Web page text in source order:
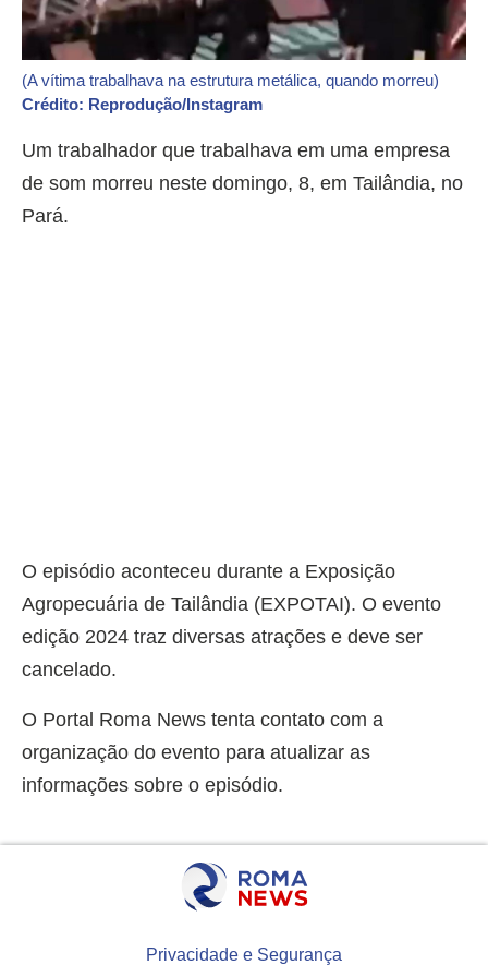
(A vítima trabalhava na estrutura metálica, quando morreu)
Crédito: Reprodução/Instagram
Um trabalhador que trabalhava em uma empresa
de som morreu neste domingo, 8, em Tailândia, no
Pará.
O episódio aconteceu durante a Exposição
Agropecuária de Tailândia (EXPOTAI). O evento
edição 2024 traz diversas atrações e deve ser
cancelado.
O Portal Roma News tenta contato com a
organização do evento para atualizar as
informações sobre o episódio.
Privacidade e Segurança